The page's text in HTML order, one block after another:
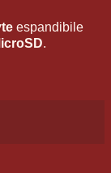
espandibile
.